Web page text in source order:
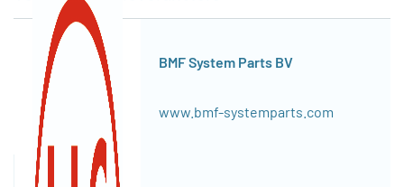
BMF System Parts BV
www.bmf-systemparts.com